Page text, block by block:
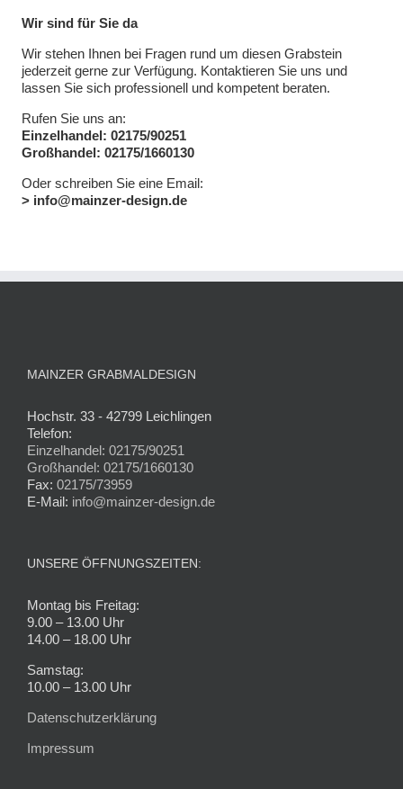
Wir sind für Sie da
Wir stehen Ihnen bei Fragen rund um diesen Grabstein
jederzeit gerne zur Verfügung. Kontaktieren Sie uns und
lassen Sie sich professionell und kompetent beraten.
Rufen Sie uns an:
Einzelhandel: 02175/90251
Großhandel: 02175/1660130
Oder schreiben Sie eine Email:
> info@mainzer-design.de
MAINZER GRABMALDESIGN
Hochstr. 33 - 42799 Leichlingen
Telefon:
Einzelhandel: 02175/90251
Großhandel: 02175/1660130
Fax: 02175/73959
E-Mail: info@mainzer-design.de
UNSERE ÖFFNUNGSZEITEN:
Montag bis Freitag:
9.00 – 13.00 Uhr
14.00 – 18.00 Uhr
Samstag:
10.00 – 13.00 Uhr
Datenschutzerklärung
Impressum